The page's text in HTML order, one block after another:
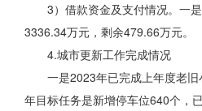
3）借款资金及支付情况。一
3336.34万元，剩余479.66万元。
4.城市更新工作完成情况
一是2023年已完成上年度老旧
年目标任务是新增停车位640个，